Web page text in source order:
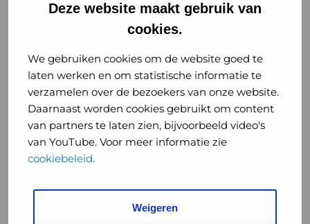
Deze website maakt gebruik van
cookies.
We gebruiken cookies om de website goed te
laten werken en om statistische informatie te
verzamelen over de bezoekers van onze website.
Daarnaast worden cookies gebruikt om content
van partners te laten zien, bijvoorbeeld video's
van YouTube. Voor meer informatie zie
cookiebeleid.
Weigeren
of
GGD
GHOR
Nederland
Instagram
of
GGD
GHOR
Nederland
GGD Reizen op social media
GGD Reizen